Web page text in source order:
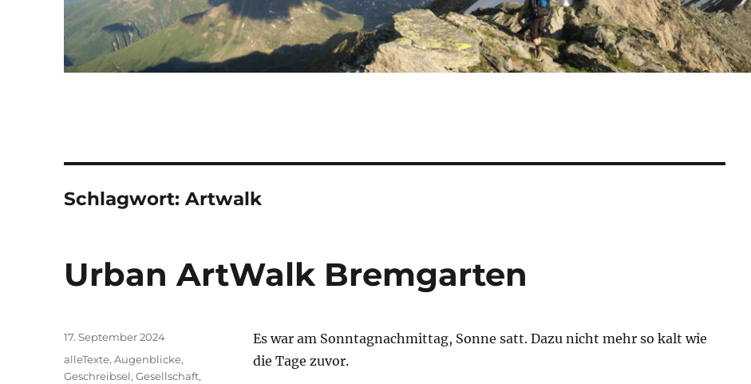
Schlagwort:Artwalk
Urban ArtWalk Bremgarten
Es war am Sonntagnachmittag, Sonne satt. Dazu nicht mehr so kalt wie
die Tage zuvor.
Veröffentlicht
am
17. September 2024
Kategorien
alleTexte,Augenblicke,
Geschreibsel,Gesellschaft,